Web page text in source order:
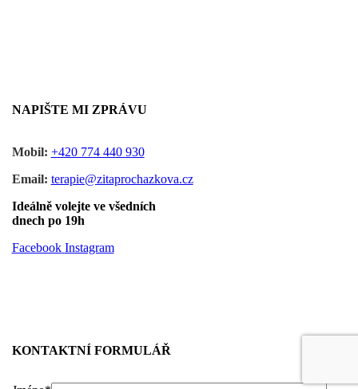
NAPIŠTE MI ZPRÁVU
Mobil: +420 774 440 930
Email: terapie@zitaprochazkova.cz
Ideálně volejte ve všedních
dnech po 19h
Facebook Instagram
KONTAKTNÍ FORMULÁŘ